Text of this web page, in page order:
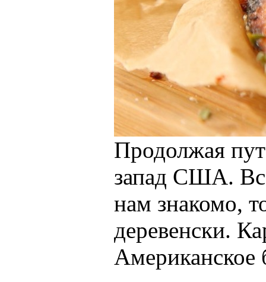
Продолжая
запад США.
нам знакомо,
деревенски.
Американское